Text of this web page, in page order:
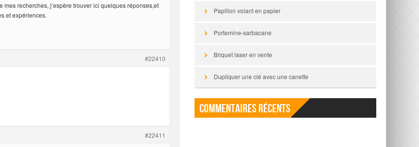
recherches, j’espère trouver ici quelques réponses,et
et expériences.
#22410
#22411
Papillon volant en papier
Portemine-sarbacane
Briquet laser en vente
Dupliquer une clé avec une canette
Commentaires récents